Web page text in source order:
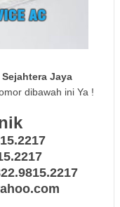
Sejahtera Jaya
dibawah ini Ya !